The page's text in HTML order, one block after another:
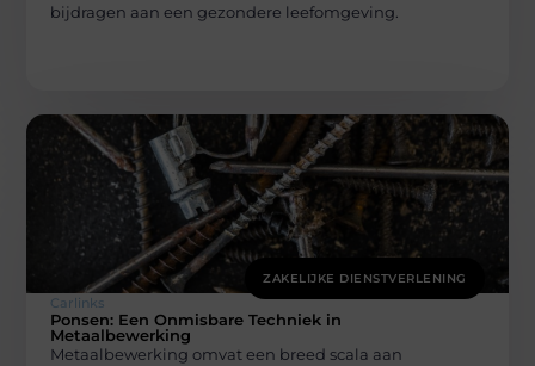
bijdragen aan een gezondere leefomgeving.
ZAKELIJKE DIENSTVERLENING
Carlinks
Ponsen: Een Onmisbare Techniek in
Metaalbewerking
Metaalbewerking omvat een breed scala aan